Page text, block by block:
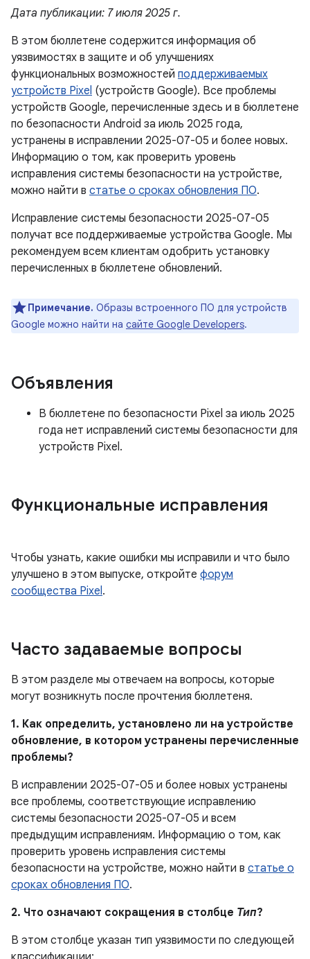
Дата публикации: 7 июля 2025 г.
В этом бюллетене содержится информация об
уязвимостях в защите и об улучшениях
функциональных возможностей поддерживаемых
устройств Pixel (устройств Google). Все проблемы
устройств Google, перечисленные здесь и в бюллетене
по безопасности Android за июль 2025 года,
устранены в исправлении 2025-07-05 и более новых.
Информацию о том, как проверить уровень
исправления системы безопасности на устройстве,
можно найти в статье о сроках обновления ПО.
Исправление системы безопасности 2025-07-05
получат все поддерживаемые устройства Google. Мы
рекомендуем всем клиентам одобрить установку
перечисленных в бюллетене обновлений.
Примечание. Образы встроенного ПО для устройств
Google можно найти на сайте Google Developers.
Объявления
В бюллетене по безопасности Pixel за июль 2025
года нет исправлений системы безопасности для
устройств Pixel.
Функциональные исправления
Чтобы узнать, какие ошибки мы исправили и что было
улучшено в этом выпуске, откройте форум
сообщества Pixel.
Часто задаваемые вопросы
В этом разделе мы отвечаем на вопросы, которые
могут возникнуть после прочтения бюллетеня.
1. Как определить, установлено ли на устройстве
обновление, в котором устранены перечисленные
проблемы?
В исправлении 2025-07-05 и более новых устранены
все проблемы, соответствующие исправлению
системы безопасности 2025-07-05 и всем
предыдущим исправлениям. Информацию о том, как
проверить уровень исправления системы
безопасности на устройстве, можно найти в статье о
сроках обновления ПО.
2. Что означают сокращения в столбце Тип?
В этом столбце указан тип уязвимости по следующей